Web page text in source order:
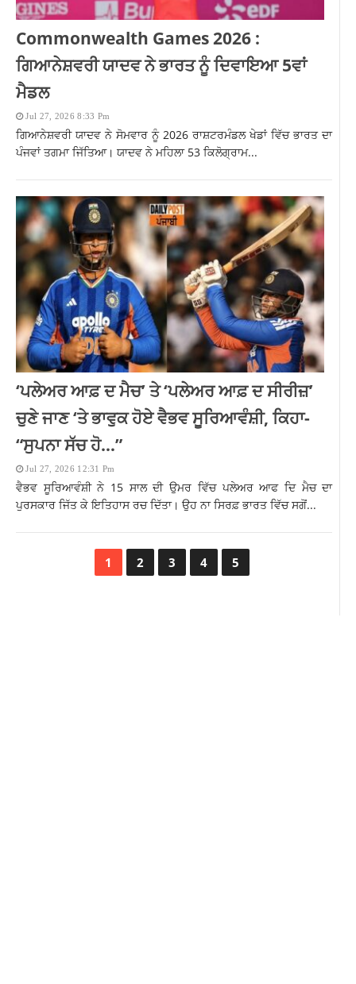
Commonwealth Games 2026 :
ਗਿਆਨੇਸ਼ਵਰੀ ਯਾਦਵ ਨੇ ਭਾਰਤ ਨੂੰ ਦਿਵਾਇਆ 5ਵਾਂ
ਮੈਡਲ
Jul 27, 2026 8:33 Pm
ਗਿਆਨੇਸ਼ਵਰੀ ਯਾਦਵ ਨੇ ਸੋਮਵਾਰ ਨੂੰ 2026 ਰਾਸ਼ਟਰਮੰਡਲ ਖੇਡਾਂ ਵਿੱਚ ਭਾਰਤ ਦਾ
ਪੰਜਵਾਂ ਤਗਮਾ ਜਿੱਤਿਆ। ਯਾਦਵ ਨੇ ਮਹਿਲਾ 53 ਕਿਲੋਗ੍ਰਾਮ...
‘ਪਲੇਅਰ ਆਫ਼ ਦ ਮੈਚ’ ਤੇ ‘ਪਲੇਅਰ ਆਫ਼ ਦ ਸੀਰੀਜ਼’
ਚੁਣੇ ਜਾਣ ‘ਤੇ ਭਾਵੁਕ ਹੋਏ ਵੈਭਵ ਸੂਰਿਆਵੰਸ਼ੀ, ਕਿਹਾ-
“ਸੁਪਨਾ ਸੱਚ ਹੋ…”
Jul 27, 2026 12:31 Pm
ਵੈਭਵ ਸੂਰਿਆਵੰਸ਼ੀ ਨੇ 15 ਸਾਲ ਦੀ ਉਮਰ ਵਿੱਚ ਪਲੇਅਰ ਆਫ ਦਿ ਮੈਚ ਦਾ
ਪੁਰਸਕਾਰ ਜਿੱਤ ਕੇ ਇਤਿਹਾਸ ਰਚ ਦਿੱਤਾ। ਉਹ ਨਾ ਸਿਰਫ਼ ਭਾਰਤ ਵਿੱਚ ਸਗੋਂ...
1 2 3 4 5